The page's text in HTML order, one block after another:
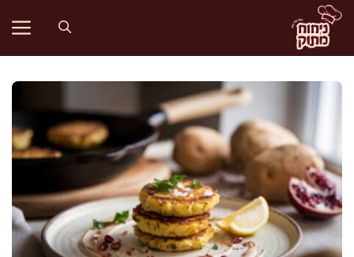
לדלג
לתוכן